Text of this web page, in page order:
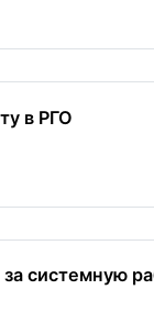
в РГО
системную